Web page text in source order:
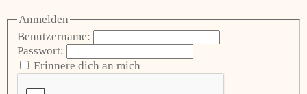
Anmelden
Benutzername:
Passwort:
Erinnere dich an mich